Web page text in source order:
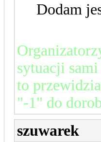
Dodam
sytuacji
to
"-1" do
szuwarek